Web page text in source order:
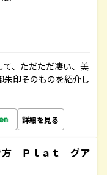
、ただただ凄い、美
朱印そのものを紹介し
詳細を見る
方 Ｐｌａｔ グア